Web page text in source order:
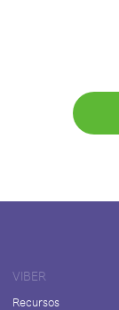
VIBER
Recursos